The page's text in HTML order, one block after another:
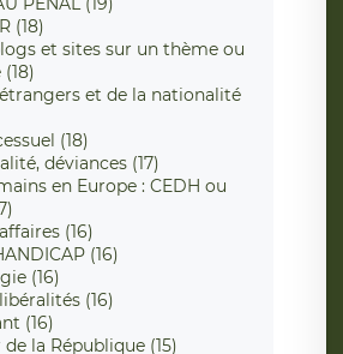
(18)
et sites sur un thème ou
et de la nationalité
(18)
déviances (17)
en Europe : CEDH ou
(16)
(16)
(16)
(16)
(16)
la République (15)